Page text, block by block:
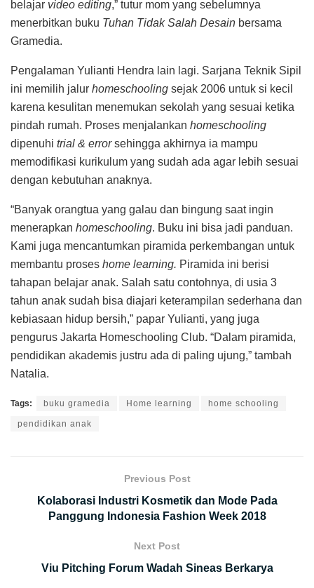
belajar video editing,” tutur mom yang sebelumnya
menerbitkan buku Tuhan Tidak Salah Desain bersama
Gramedia.
Pengalaman Yulianti Hendra lain lagi. Sarjana Teknik Sipil
ini memilih jalur homeschooling sejak 2006 untuk si kecil
karena kesulitan menemukan sekolah yang sesuai ketika
pindah rumah. Proses menjalankan homeschooling
dipenuhi trial & errorsehingga akhirnya ia mampu
memodifikasi kurikulum yang sudah ada agar lebih sesuai
dengan kebutuhan anaknya.
“Banyak orangtua yang galau dan bingung saat ingin
menerapkan homeschooling. Buku ini bisa jadi panduan.
Kami juga mencantumkan piramida perkembangan untuk
membantu proses home learning. Piramida ini berisi
tahapan belajar anak. Salah satu contohnya, di usia 3
tahun anak sudah bisa diajari keterampilan sederhana dan
kebiasaan hidup bersih,” papar Yulianti, yang juga
pengurus Jakarta Homeschooling Club. “Dalam piramida,
pendidikan akademis justru ada di paling ujung,” tambah
Natalia.
Tags: buku gramedia Home learning home schooling
pendidikan anak
Previous Post
Kolaborasi Industri Kosmetik dan Mode Pada
Panggung Indonesia Fashion Week 2018
Next Post
Viu Pitching Forum Wadah Sineas Berkarya